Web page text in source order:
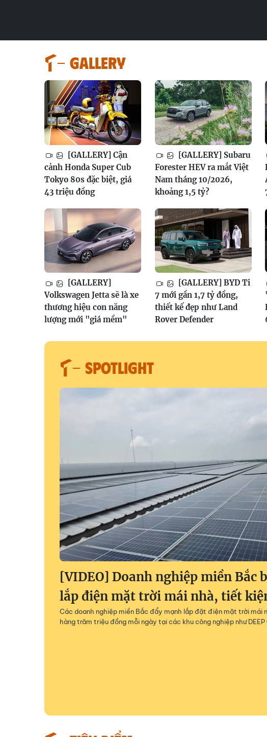
GALLERY
[GALLERY] Cận
cảnh Honda Super Cub
Tokyo 80s đặc biệt, giá
43 triệu đồng
[GALLERY] Subaru
Forester HEV ra mắt Việt
Nam tháng 10/2026,
khoảng 1,5 tỷ?
[GALLERY]
Volkswagen Jetta sẽ là xe
thương hiệu con năng
lượng mới "giá mềm"
[GALLERY] BYD Ti
7 mới gần 1,7 tỷ đồng,
thiết kế đẹp như Land
Rover Defender
SPOTLIGHT
[VIDEO] Doanh nghiệp miền Bắc
lắp điện mặt trời mái nhà, tiết
Các doanh nghiệp miền Bắc đẩy mạnh lắp đặt điện mặt trời mái
hàng trăm triệu đồng mỗi ngày tại các khu công nghiệp như DEEP